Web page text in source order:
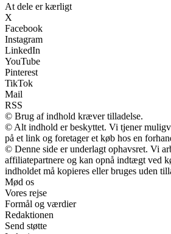
At dele er kærligt
X
Facebook
Instagram
LinkedIn
YouTube
Pinterest
TikTok
Mail
RSS
© Brug af indhold kræver tilladelse.
© Alt indhold er beskyttet. Vi tjener
på et link og foretager et køb hos en
© Denne side er underlagt ophavsret. Vi
affiliatepartnere og kan opnå indtægt ved
indholdet må kopieres eller bruges uden
Mød os
Vores rejse
Formål og værdier
Redaktionen
Send støtte